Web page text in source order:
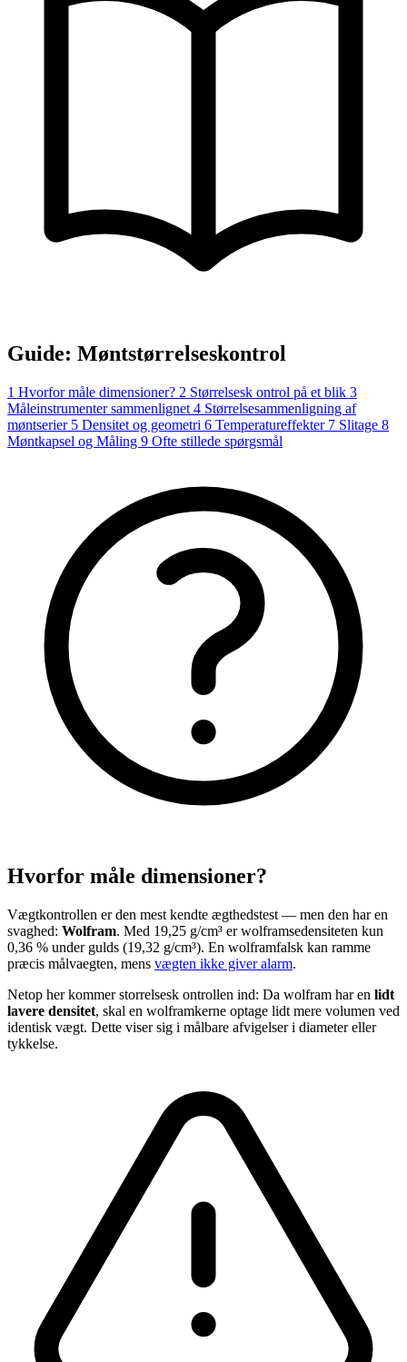
Guide: Møntstørrelseskontrol
1 Hvorfor måle dimensioner? 2 Størrelsesk ontrol på et blik 3
Måleinstrumenter sammenlignet 4 Størrelsesammenligning af
møntserier 5 Densitet og geometri 6 Temperatureffekter 7 Slitage 8
Møntkapsel og Måling 9 Ofte stillede spørgsmål
Hvorfor måle dimensioner?
Vægtkontrollen er den mest kendte ægthedstest — men den har en
svaghed: Wolfram. Med 19,25 g/cm³ er wolframsedensiteten kun
0,36 % under gulds (19,32 g/cm³). En wolframfalsk kan ramme
præcis målvaegten, mens vægten ikke giver alarm.
Netop her kommer storrelsesk ontrollen ind: Da wolfram har en lidt
lavere densitet, skal en wolframkerne optage lidt mere volumen ved
identisk vægt. Dette viser sig i målbare afvigelser i diameter eller
tykkelse.